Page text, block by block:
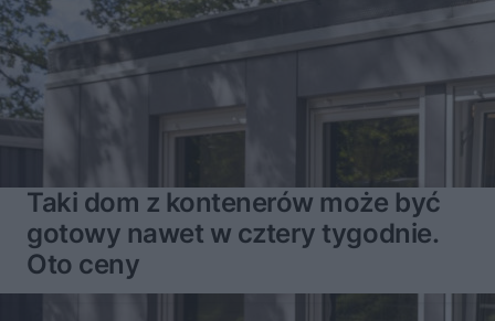
Taki dom z kontenerów może być
gotowy nawet w cztery tygodnie.
Oto ceny